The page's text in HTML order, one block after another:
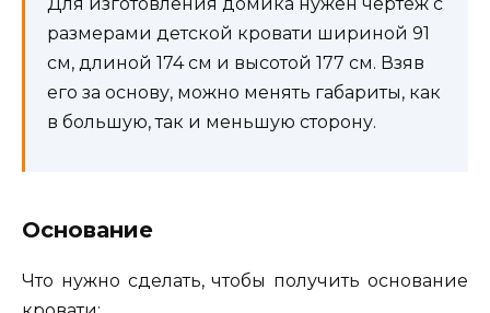
размерами детской кровати шириной 91
см, длиной 174 см и высотой 177 см. Взяв
его за основу, можно менять габариты, как
в большую, так и меньшую сторону.
Основание
Что нужно сделать, чтобы получить основание